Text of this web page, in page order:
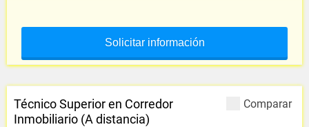
Solicitar información
Comparar
Técnico Superior en Corredor
Inmobiliario (A distancia)